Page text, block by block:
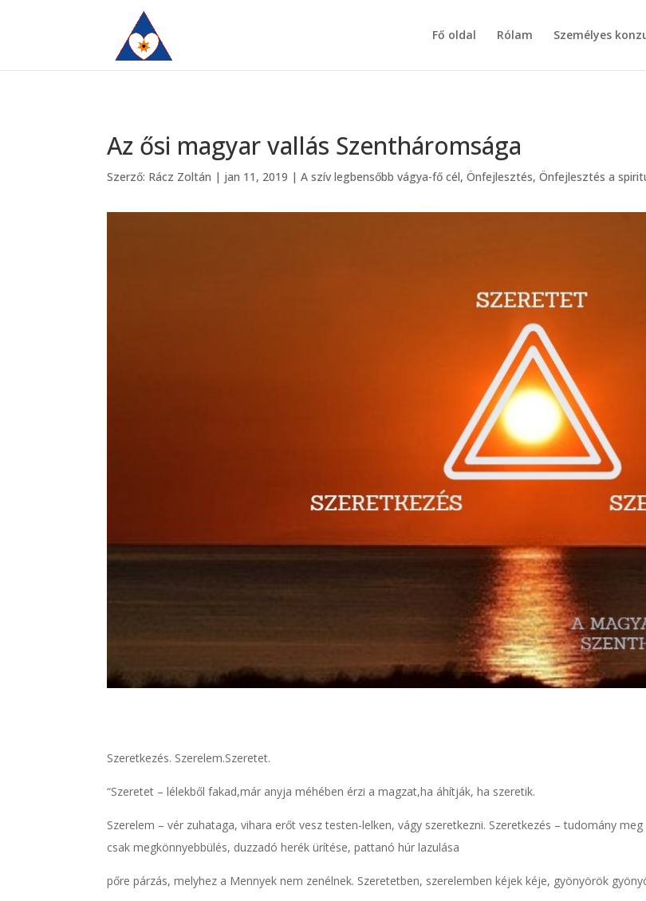
Fő oldal Rólam Személyes
Az ősi magyar vallás Szentháromsága
Szerző: Rácz Zoltán | jan 11, 2019 |A szív legbensőbb vágya-fő cél,Önfejlesztés,Önfejlesztés a
Szeretkezés. Szerelem.Szeretet.
“Szeretet – lélekből fakad,már anyja méhében érzi a magzat,ha áhítják, ha szeretik.
Szerelem – vér zuhataga, vihara erőt vesz testen-lelken, vágy szeretkezni. Szeretkezés – tudomány
csak megkönnyebbülés, duzzadó herék ürítése, pattanó húr lazulása
pőre párzás, melyhez a Mennyek nem zenélnek. Szeretetben, szerelemben kéjek kéje, gyönyörök